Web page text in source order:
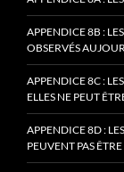
APPENDICE 8B :
OBSERVÉS
APPENDICE 8C :
ELLES NE PEUT
APPENDICE 8D :
PEUVENT PAS